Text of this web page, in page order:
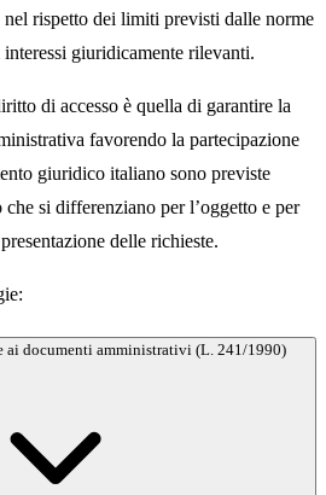
rispetto dei limiti previsti dalle norme
giuridicamente rilevanti.
di accesso è quella di garantire la
favorendo la partecipazione
giuridico italiano sono previste
si differenziano per l’oggetto e per
delle richieste.
ai documenti amministrativi (L. 241/1990)